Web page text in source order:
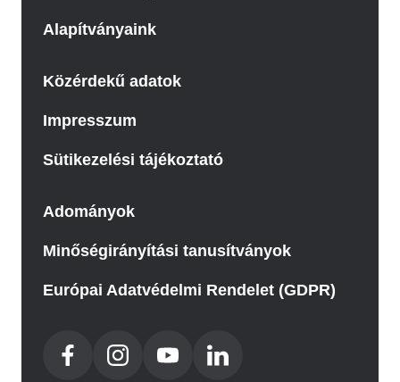
Alapítványaink
Közérdekű adatok
Impresszum
Sütikezelési tájékoztató
Adományok
Minőségirányítási tanusítványok
Európai Adatvédelmi Rendelet (GDPR)